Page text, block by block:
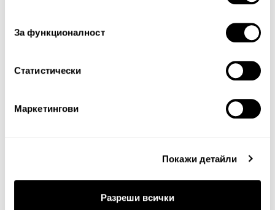
За функционалност
Статистически
Маркетингови
Покажи детайли
Разреши всички